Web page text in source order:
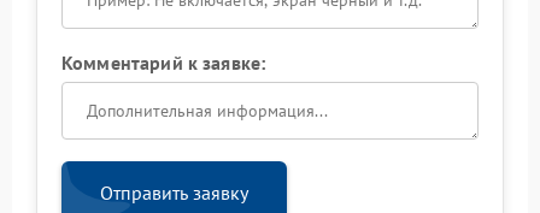
Комментарий к заявке:
Отправить заявку